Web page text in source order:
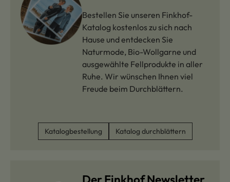
Bestellen Sie unseren Finkhof-
Katalog kostenlos zu sich nach
Hause und entdecken Sie
Naturmode, Bio-Wollgarne und
ausgewählte Fellprodukte in aller
Ruhe. Wir wünschen Ihnen viel
Freude beim Durchblättern.
Katalogbestellung Katalog durchblättern